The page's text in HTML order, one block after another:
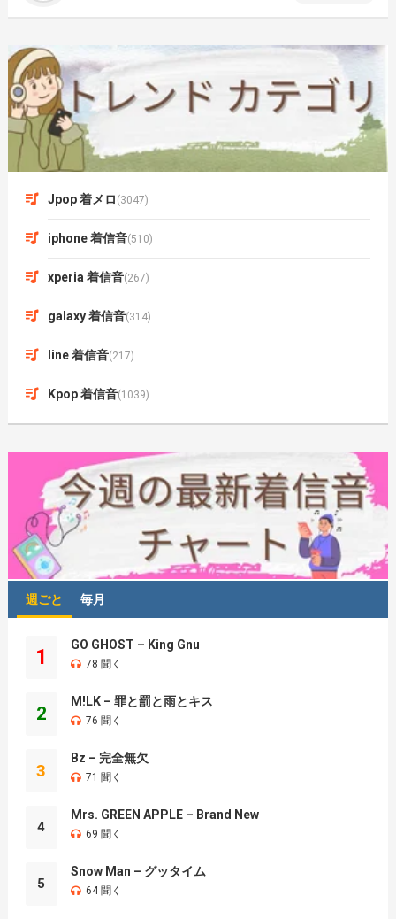
Jpop 着メロ (3047)
iphone 着信音(510)
xperia 着信音(267)
galaxy 着信音(314)
line 着信音(217)
Kpop 着信音(1039)
週ごと 毎月
1
GO GHOST – King Gnu
78 聞く
2
M!LK – 罪と罰と雨とキス
76 聞く
3
Bz – 完全無欠
71 聞く
4
Mrs. GREEN APPLE – Brand New
69 聞く
5
Snow Man – グッタイム
64 聞く